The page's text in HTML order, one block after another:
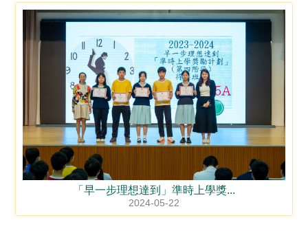
「早一步理想達到」準時上學獎...
2024-05-22